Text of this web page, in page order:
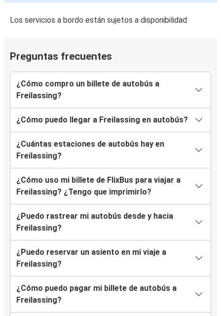
Los servicios a bordo están sujetos a disponibilidad
Preguntas frecuentes
¿Cómo compro un billete de autobús a
Freilassing?
¿Cómo puedo llegar a Freilassing en autobús?
¿Cuántas estaciones de autobús hay en
Freilassing?
¿Cómo uso mi billete de FlixBus para viajar a
Freilassing? ¿Tengo que imprimirlo?
¿Puedo rastrear mi autobús desde y hacia
Freilassing?
¿Puedo reservar un asiento en mi viaje a
Freilassing?
¿Cómo puedo pagar mi billete de autobús a
Freilassing?